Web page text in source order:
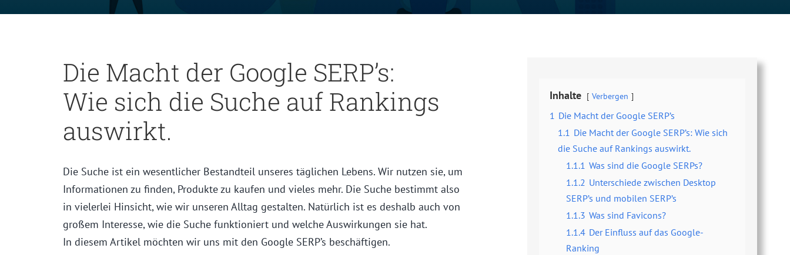
Die Macht der Google SERP’s:
Wie sich die Suche auf Rankings
auswirkt.
Die Suche ist ein wesentlicher Bestandteil unseres täglichen Lebens. Wir nutzen sie, um
Informationen zu finden, Produkte zu kaufen und vieles mehr. Die Suche bestimmt also
in vielerlei Hinsicht, wie wir unseren Alltag gestalten. Natürlich ist es deshalb auch von
großem Interesse, wie die Suche funktioniert und welche Auswirkungen sie hat.
In diesem Artikel möchten wir uns mit den Google SERP’s beschäftigen.
Inhalte Verbergen
1 Die Macht der Google SERP’s
1.1 Die Macht der Google SERP’s: Wie sich
die Suche auf Rankings auswirkt.
1.1.1 Was sind die Google SERPs?
1.1.2 Unterschiede zwischen Desktop
SERP’s und mobilen SERP’s
1.1.3 Was sind Favicons?
1.1.4 Der Einfluss auf das Google-
Ranking